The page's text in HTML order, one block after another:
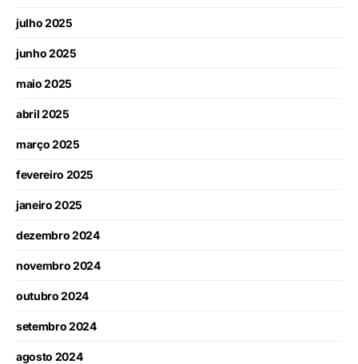
julho 2025
junho 2025
maio 2025
abril 2025
março 2025
fevereiro 2025
janeiro 2025
dezembro 2024
novembro 2024
outubro 2024
setembro 2024
agosto 2024